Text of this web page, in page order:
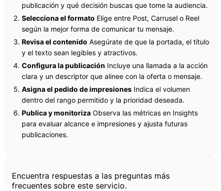
publicación y qué decisión buscas que tome la audiencia.
Selecciona el formato Elige entre Post, Carrusel o Reel
según la mejor forma de comunicar tu mensaje.
Revisa el contenido Asegúrate de que la portada, el título
y el texto sean legibles y atractivos.
Configura la publicación Incluye una llamada a la acción
clara y un descriptor que alinee con la oferta o mensaje.
Asigna el pedido de impresiones Indica el volumen
dentro del rango permitido y la prioridad deseada.
Publica y monitoriza Observa las métricas en Insights
para evaluar alcance e impresiones y ajusta futuras
publicaciones.
Preguntas frecuentes
Encuentra respuestas a las preguntas más
frecuentes sobre este servicio.